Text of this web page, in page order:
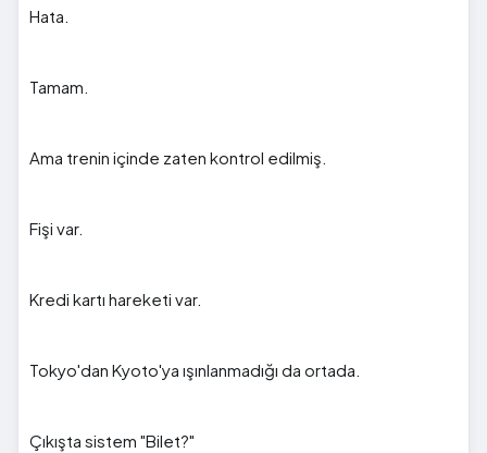
Hata.
Tamam.
Ama trenin içinde zaten kontrol edilmiş.
Fişi var.
Kredi kartı hareketi var.
Tokyo'dan Kyoto'ya ışınlanmadığı da ortada.
Çıkışta sistem "Bilet?"